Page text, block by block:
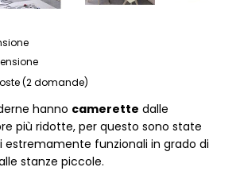
(2 domande)
hanno camerette dalle
più ridotte, per questo sono state
estremamente funzionali in grado di
stanze piccole.